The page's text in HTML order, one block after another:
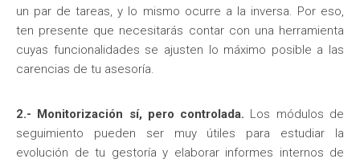
un par de tareas, y lo mismo ocurre a la inversa. Por eso,
ten presente que necesitarás contar con una herramienta
cuyas funcionalidades se ajusten lo máximo posible a las
carencias de tu asesoría.
2.- Monitorización sí, pero controlada. Los módulos de
seguimiento pueden ser muy útiles para estudiar la
evolución de tu gestoría y elaborar informes internos de